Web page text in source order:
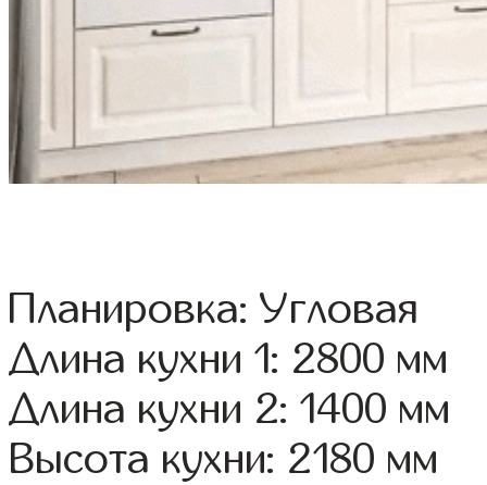
Планировка: Угловая
Длина кухни 1: 2800 мм
Длина кухни 2: 1400 мм
Высота кухни: 2180 мм